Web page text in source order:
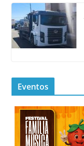
Eventos